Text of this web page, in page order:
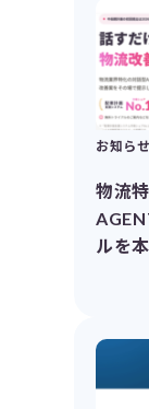
お知らせ
物流
ルを